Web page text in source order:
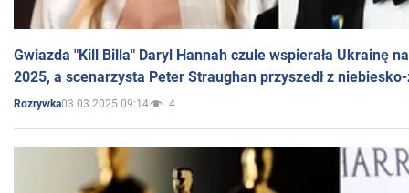
Gwiazda "Kill Billa" Daryl Hannah czule wspierała Ukrainę
2025, a scenarzysta Peter Straughan przyszedł z
Rozrywka03.03.2025 09:14 4